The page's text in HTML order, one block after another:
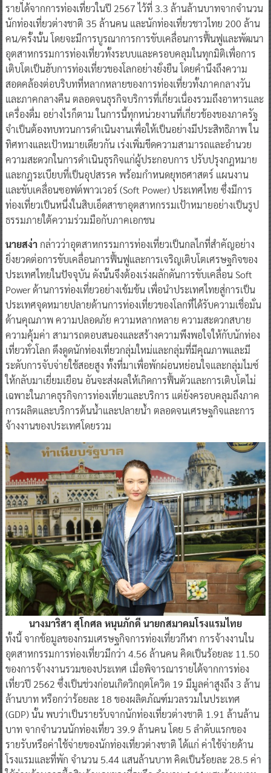
รายได้จากการท่องเที่ยวในปี 2567 ไว้ที่ 3.3 ล้านล้านบาทจากจำนวน
นักท่องเที่ยวต่างชาติ 35 ล้านคน และนักท่องเที่ยวชาวไทย 200 ล้าน
คน/ครั้งนั้น โดยจะมีการบูรณาการการขับเคลื่อนการฟื้นฟูและพัฒนา
อุตสาหกรรมการท่องเที่ยวทั้งระบบและครอบคลุมในทุกมิติเพื่อการ
เติบโตเป็นฮับการท่องเที่ยวของโลกอย่างยั่งยืน โดยคำนึงถึงความ
สอดคล้องต่อบริบทที่หลากหลายของการท่องเที่ยวทั้งภาคกลางวัน
และภาคกลางคืน ตลอดจนธุรกิจบริการที่เกี่ยวเนื่องรวมถึงอาหารและ
เครื่องดื่ม อย่างไรก็ตาม ในการนี้ทุกหน่วยงานที่เกี่ยวข้องของภาครัฐ
จำเป็นต้องทบทวนการดำเนินงานเพื่อให้เป็นอย่างมีประสิทธิภาพ ใน
ทิศทางและเป้าหมายเดียวกัน เร่งเพิ่มขีดความสามารถและอำนวย
ความสะดวกในการดำเนินธุรกิจแก่ผู้ประกอบการ ปรับปรุงกฎหมาย
และกฎระเบียบที่เป็นอุปสรรค พร้อมกำหนดยุทธศาสตร์ แผนงาน
และขับเคลื่อนซอฟต์พาวเวอร์ (Soft Power) ประเทศไทย ซึ่งมีการ
ท่องเที่ยวเป็นหนึ่งในสิบเอ็ดสาขาอุตสาหกรรมเป้าหมายอย่างเป็นรูป
ธรรมภายใต้ความร่วมมือกับภาคเอกชน
นายสง่ากล่าวว่าอุตสาหกรรมการท่องเที่ยวเป็นกลไกที่สำคัญอย่าง
ยิ่งยวดต่อการขับเคลื่อนการฟื้นฟูและการเจริญเติบโตเศรษฐกิจของ
ประเทศไทยในปัจจุบัน ดังนั้นจึงต้องเร่งผลักดันการขับเคลื่อน Soft
Power ด้านการท่องเที่ยวอย่างเข้มข้น เพื่อนำประเทศไทยสู่การเป็น
ประเทศจุดหมายปลายด้านการท่องเที่ยวของโลกที่ได้รับความเชื่อมั่น
ด้านคุณภาพ ความปลอดภัย ความหลากหลาย ความสะดวกสบาย
ความคุ้มค่า สามารถตอบสนองและสร้างความพึงพอใจให้กับนักท่อง
เที่ยวทั่วโลก ดึงดูดนักท่องเที่ยวกลุ่มใหม่และกลุ่มที่มีคุณภาพและมี
ระดับการจับจ่ายใช้สอยสูง ทั้งที่มาเพื่อพักผ่อนหย่อนใจและกลุ่มไมซ์
ให้กลับมาเยี่ยมเยือน อันจะส่งผลให้เกิดการฟื้นตัวและการเติบโตไม่
เฉพาะในภาคธุรกิจการท่องเที่ยวและบริการ แต่ยังครอบคลุมถึงภาค
การผลิตและบริการต้นน้ำและปลายน้ำ ตลอดจนเศรษฐกิจและการ
จ้างงานของประเทศโดยรวม
นางมาริสา สุโกศล หนุนภักดี นายกสมาคมโรงแรมไทย
ทั้งนี้ จากข้อมูลของกรมเศรษฐกิจการท่องเที่ยวกีฬา การจ้างงานใน
อุตสาหกรรมการท่องเที่ยวมีกว่า 4.56 ล้านคน คิดเป็นร้อยละ 11.50
ของการจ้างงานรวมของประเทศ เมื่อพิจารณารายได้จากการท่อง
เที่ยวปี 2562 ซึ่งเป็นช่วงก่อนเกิดวิกฤตโควิด 19 มีมูลค่าสูงถึง 3 ล้าน
ล้านบาท หรือกว่าร้อยละ 18 ของผลิตภัณฑ์มวลรวมในประเทศ
(GDP) นั้น พบว่าเป็นรายรับจากนักท่องเที่ยวต่างชาติ 1.91 ล้านล้าน
บาท จากจำนวนนักท่องเที่ยว 39.9 ล้านคน โดย 5 ลำดับแรกของ
รายรับหรือค่าใช้จ่ายของนักท่องเที่ยวต่างชาติ ได้แก่ ค่าใช้จ่ายด้าน
โรงแรมและที่พัก จำนวน 5.44 แสนล้านบาท คิดเป็นร้อยละ 28.5 ค่า